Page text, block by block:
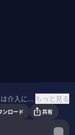
円相場は乱高下し、財務省は介入に「ノーコメント」貫く中、今後の投資戦略はどのように考えれば良いのか？ 日本版「ダウの犬」戦略をすすめる楽天証券 チーフ・ストラテジストの窪田真之氏に高配当株・REITなどの投資方法について話を聞いた。 ＜ゲスト＞ 窪田真之｜楽天証券経済研究所長 兼 チーフ・ストラテジスト 慶應義塾大学経済学部を卒業後、住友銀行に入行。その後、住銀バンカース投資顧問、大和住銀投信投資顧問にて、日本株のファンドマネージャーとして25年間運用を担当。2014年より楽天証券経済研究所チーフ・ストラテジスト。2015年より所長を兼務。 ＜目次＞ もっと見る
ンロード 共有